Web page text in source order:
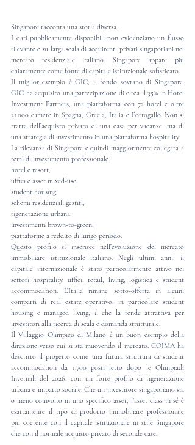
Singapore racconta una storia diversa.
I dati pubblicamente disponibili non evidenziano un flusso
rilevante e su larga scala di acquirenti privati singaporiani nel
mercato residenziale italiano. Singapore appare più
chiaramente come fonte di capitale istituzionale sofisticato.
Il miglior esempio è GIC, il fondo sovrano di Singapore.
GIC ha acquisito una partecipazione di circa il 35% in Hotel
Investment Partners, una piattaforma con 72 hotel e oltre
21.000 camere in Spagna, Grecia, Italia e Portogallo. Non si
tratta dell’acquisto privato di una casa per vacanze, ma di
una strategia di investimento in una piattaforma hospitality.
La rilevanza di Singapore è quindi maggiormente collegata a
temi di investimento professionale:
hotel e resort;
uffici e asset mixed-use;
student housing;
schemi residenziali gestiti;
rigenerazione urbana;
investimenti brown-to-green;
piattaforme a reddito di lungo periodo.
Questo profilo si inserisce nell’evoluzione del mercato
immobiliare istituzionale italiano. Negli ultimi anni, il
capitale internazionale è stato particolarmente attivo nei
settori hospitality, uffici, retail, living, logistica e student
accommodation. L’Italia rimane sotto-offerta in alcuni
comparti di real estate operativo, in particolare student
housing e managed living, il che la rende attrattiva per
investitori alla ricerca di scala e domanda strutturale.
Il Villaggio Olimpico di Milano è un buon esempio della
direzione verso cui si sta muovendo il mercato. COIMA ha
descritto il progetto come una futura struttura di student
accommodation da 1.700 posti letto dopo le Olimpiadi
Invernali del 2026, con un forte profilo di rigenerazione
urbana e impatto sociale. Che un investitore singaporiano sia
o meno coinvolto in uno specifico asset, l’asset class in sé è
esattamente il tipo di prodotto immobiliare professionale
più coerente con il capitale istituzionale in stile Singapore
che con il normale acquisto privato di seconde case.